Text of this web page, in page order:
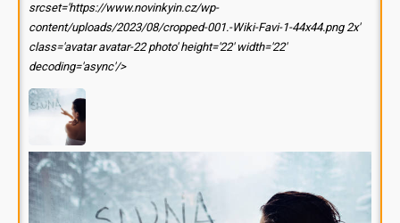
srcset='https://www.novinkyin.cz/wp-
content/uploads/2023/08/cropped-001.-Wiki-Favi-1-44x44.png 2x'
class='avatar avatar-22 photo' height='22' width='22'
decoding='async'/>